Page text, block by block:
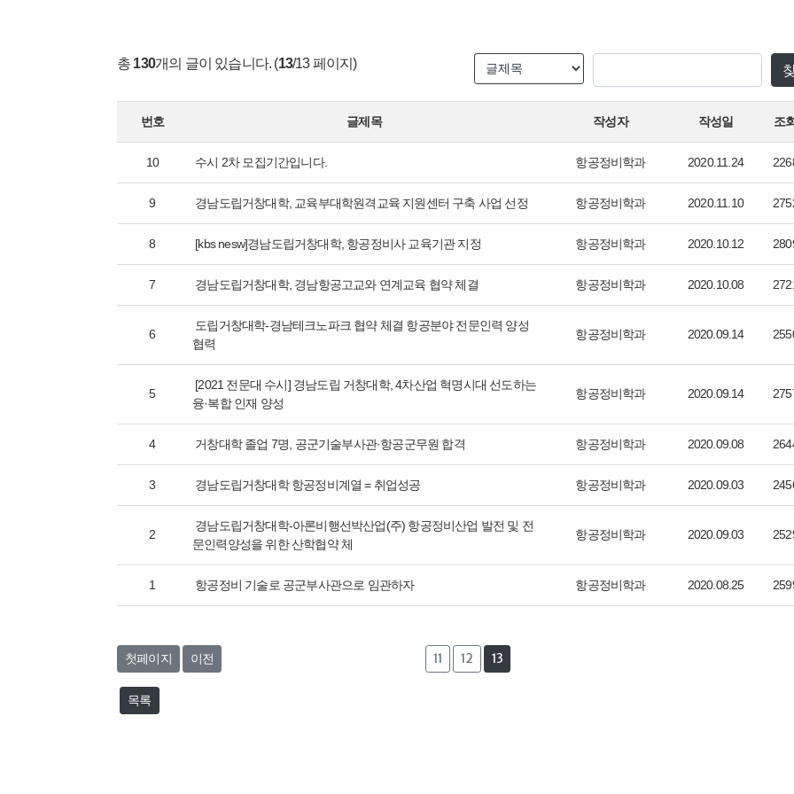
총 130개의 글이 있습니다. (13/13 페이지)
번호 글제목 작성자 작성일 조회
10 수시 2차 모집기간입니다. 항공정비학과 2020.11.24
9 경남도립거창대학, 교육부대학원격교육 지원센터 구축 사업 선정 항공정비학과 2020.11.10
8 [kbs nesw]경남도립거창대학, 항공정비사 교육기관 지정 항공정비학과 2020.10.12
7 경남도립거창대학, 경남항공고교와 연계교육 협약 체결 항공정비학과 2020.10.08
6
도립거창대학-경남테크노파크 협약 체결 항공분야 전문인력 양성
협력
항공정비학과 2020.09.14
5
[2021 전문대 수시] 경남도립 거창대학, 4차산업 혁명시대 선도하는
융·복합 인재 양성
항공정비학과 2020.09.14
4 거창대학 졸업 7명, 공군기술부사관·항공군무원 합격 항공정비학과 2020.09.08
3 경남도립거창대학 항공정비계열 = 취업성공 항공정비학과 2020.09.03
2
경남도립거창대학-아론비행선박산업(주) 항공정비산업 발전 및 전
문인력양성을 위한 산학협약 체
항공정비학과 2020.09.03
1 항공정비 기술로 공군부사관으로 임관하자 항공정비학과 2020.08.25
첫페이지 이전 11 12 13
목록